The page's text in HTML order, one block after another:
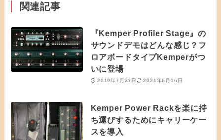
関連記事
『Kemper Profiler Stage』の
サウンドデモはどんな感じ？フ
ロアボードタイプKemperがつ
いに登場
2019年7月31日 2021年6月16日
Kemper Power Rackを楽に持
ち運びするためにキャリーケー
スを導入